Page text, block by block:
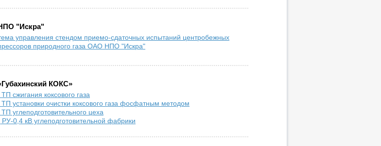
"Искра"
управления стендом приемо-сдаточных испытаний центробежных
природного газа ОАО НПО "Искра"
КОКС»
сжигания коксового газа
установки очистки коксового газа фосфатным методом
углеподготовительного цеха
0,4 кВ углеподготовительной фабрики